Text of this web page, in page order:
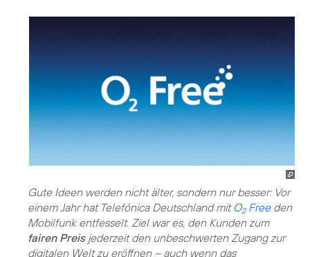
Gute Ideen werden nicht älter, sondern nur besser: Vor
einem Jahr hat Telefónica Deutschland mit O2Freeden
Mobilfunk entfesselt. Ziel war es, den Kunden zum
fairen Preisjederzeit den unbeschwerten Zugang zur
digitalen Welt zu eröffnen – auch wenn das